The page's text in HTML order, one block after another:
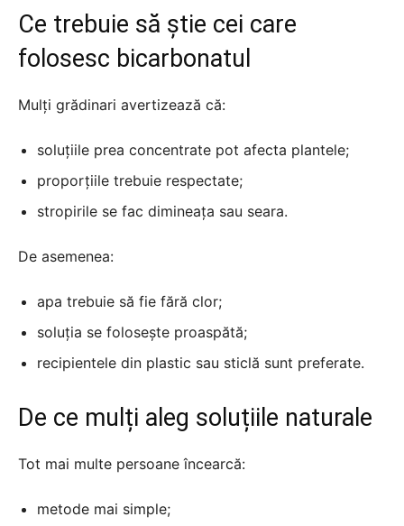
Ce trebuie să știe cei care
folosesc bicarbonatul
Mulți grădinari avertizează că:
soluțiile prea concentrate pot afecta plantele;
proporțiile trebuie respectate;
stropirile se fac dimineața sau seara.
De asemenea:
apa trebuie să fie fără clor;
soluția se folosește proaspătă;
recipientele din plastic sau sticlă sunt preferate.
De ce mulți aleg soluțiile naturale
Tot mai multe persoane încearcă:
metode mai simple;